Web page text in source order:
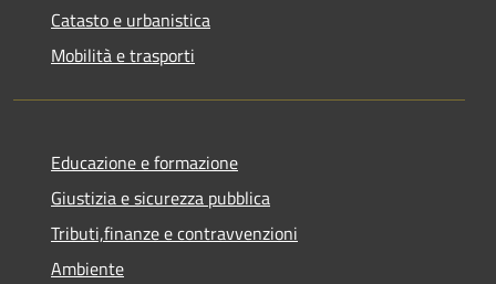
Catasto e urbanistica
Mobilità e trasporti
Educazione e formazione
Giustizia e sicurezza pubblica
Tributi,finanze e contravvenzioni
Ambiente